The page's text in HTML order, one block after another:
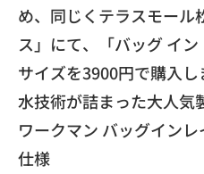
め、 同じくテラスモール
ス」にて、「バッグ イ
サイズを3900円で購入し
水技術が詰まった大人気
ワークマン バッグイン
仕様